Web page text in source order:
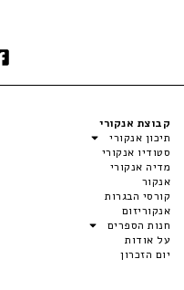
קבוצת אנקורי
תיכון אנקורי
סטודיו אנקורי
מדיה אנקורי
אנקור
קורסי הבגרות
אנקוריזום
חנות הספרים
על אודות
יום הזכרון